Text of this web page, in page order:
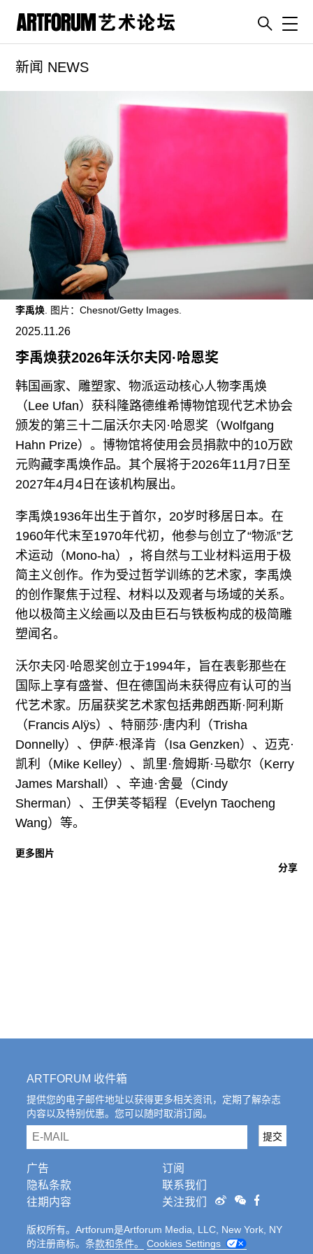
artguide
新闻
ENGLISH
ART & EDUCATION
广告
订阅
往期内容
联系我们
关注我们
新闻 NEWS
李禹焕 . 图片：Chesnot/Getty Images.
2025.11.26
李禹焕获2026年沃尔夫冈·哈恩奖
韩国画家、雕塑家、物派运动核心人物李禹焕
（Lee Ufan）获科隆路德维希博物馆现代艺术协会
颁发的第三十二届沃尔夫冈·哈恩奖（Wolfgang
Hahn Prize）。博物馆将使用会员捐款中的10万欧
元购藏李禹焕作品。其个展将于2026年11月7日至
2027年4月4日在该机构展出。
李禹焕1936年出生于首尔，20岁时移居日本。在
1960年代末至1970年代初，他参与创立了“物派”艺
术运动（Mono-ha），将自然与工业材料运用于极
简主义创作。作为受过哲学训练的艺术家，李禹焕
的创作聚焦于过程、材料以及观者与场域的关系。
他以极简主义绘画以及由巨石与铁板构成的极简雕
塑闻名。
沃尔夫冈·哈恩奖创立于1994年，旨在表彰那些在
国际上享有盛誉、但在德国尚未获得应有认可的当
代艺术家。历届获奖艺术家包括弗朗西斯·阿利斯
（Francis Alÿs）、特丽莎·唐内利（Trisha
Donnelly）、伊萨·根泽肯（Isa Genzken）、迈克·
凯利（Mike Kelley）、凯里·詹姆斯·马歇尔（Kerry
James Marshall）、辛迪·舍曼（Cindy
Sherman）、王伊芙苓韬程（Evelyn Taocheng
Wang）等。
更多图片
分享
ARTFORUM 收件箱
提供您的电子邮件地址以获得更多相关资讯，定期了解杂志
内容以及特别优惠。您可以随时取消订阅。
email 提交
广告
隐私条款
往期内容
订阅
联系我们
关注我们
版权所有。Artforum是Artforum Media, LLC, New York, NY
的注册商标。条款和条件。 Cookies Settings